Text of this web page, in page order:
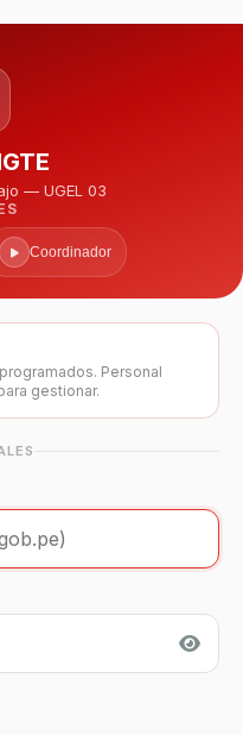
— UGEL 03
Coordinador
Personal
gestionar.